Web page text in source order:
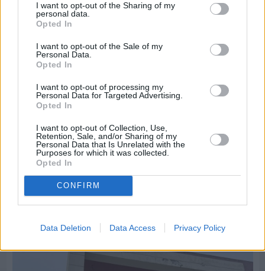
I want to opt-out of the Sharing of my
personal data.
Opted In
I want to opt-out of the Sale of my
Personal Data.
Opted In
I want to opt-out of processing my
Personal Data for Targeted Advertising.
Opted In
I want to opt-out of Collection, Use,
Retention, Sale, and/or Sharing of my
Personal Data that Is Unrelated with the
Purposes for which it was collected.
Opted In
CONFIRM
Data Deletion Data Access Privacy Policy
Πριν 2 ημέρες
CHIOS FORUM: CHOICES- Πλήθος κόσμου
κατέκλυσε το Ομήρειο για την μεγάλη